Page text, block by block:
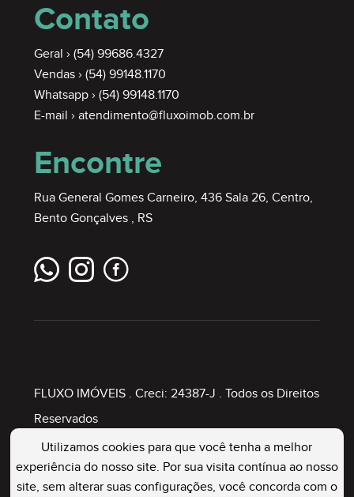
Contato
Geral › (54) 99686.4327
Vendas › (54) 99148.1170
Whatsapp › (54) 99148.1170
E-mail › atendimento@fluxoimob.com.br
Encontre
Rua General Gomes Carneiro, 436 Sala 26, Centro,
Bento Gonçalves , RS
FLUXO IMÓVEIS . Creci: 24387-J . Todos os Direitos
Reservados
Painel Imobiliário
Utilizamos cookies para que você tenha a melhor
experiência do nosso site. Por sua visita contínua ao nosso
site, sem alterar suas configurações, você concorda com o